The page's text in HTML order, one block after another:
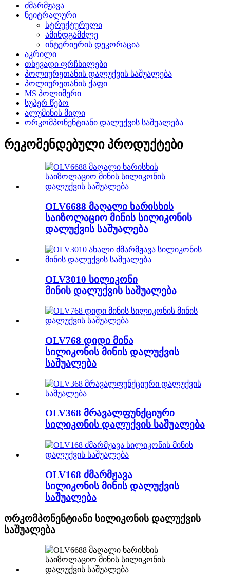
ძმარმჟავა
ნეიტრალური
სტრუქტურული
ამინდგამძლე
ინტერიერის დეკორაცია
აკრილი
თხევადი ფრჩხილები
პოლიურეთანის დალუქვის საშუალება
პოლიურეთანის ქაფი
MS პოლიმერი
სუპერ წებო
ალუმინის მილი
ორკომპონენტიანი დალუქვის საშუალება
რეკომენდებული პროდუქტები
OLV6688 მაღალი ხარისხის
საიზოლაციო მინის სილიკონის
დალუქვის საშუალება
OLV3010 სილიკონი
მინის დალუქვის საშუალება
OLV768 დიდი მინა
სილიკონის მინის დალუქვის
საშუალება
OLV368 მრავალფუნქციური
სილიკონის დალუქვის საშუალება
OLV168 ძმარმჟავა
სილიკონის მინის დალუქვის
საშუალება
ორკომპონენტიანი სილიკონის დალუქვის
საშუალება